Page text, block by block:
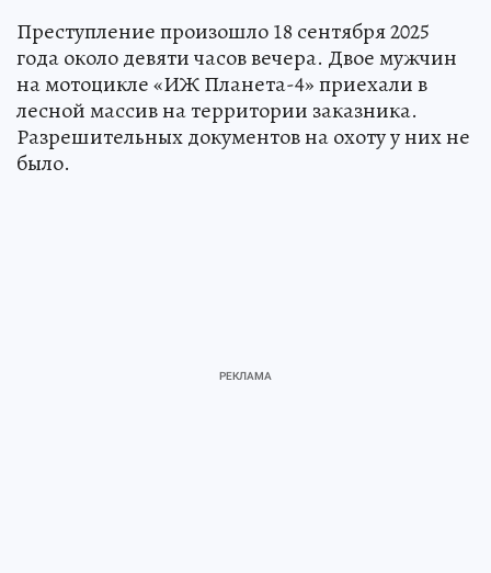
Преступление произошло 18 сентября 2025
года около девяти часов вечера. Двое мужчин
на мотоцикле «ИЖ Планета-4» приехали в
лесной массив на территории заказника.
Разрешительных документов на охоту у них не
было.